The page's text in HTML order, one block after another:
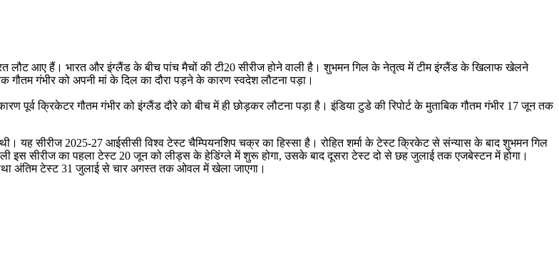
लौट आए हैं। भारत और इंग्लैंड के बीच पांच मैचों की टी20 सीरीज होने वाली है। शुभमन गिल के नेतृत्व में टीम इंग्लैंड के खिलाफ खेलने
गौतम गंभीर को अपनी मां के दिल का दौरा पड़ने के कारण स्वदेश लौटना पड़ा।
पूर्व क्रिकेटर गौतम गंभीर को इंग्लैंड दौरे को बीच में ही छोड़कर लौटना पड़ा है। इंडिया टुडे की रिपोर्ट के मुताबिक गौतम गंभीर 17 जून तक
यह सीरीज 2025-27 आईसीसी विश्व टेस्ट चैम्पियनशिप चक्र का हिस्सा है। रोहित शर्मा के टेस्ट क्रिकेट से संन्यास के बाद शुभमन गिल
इस सीरीज का पहला टेस्ट 20 जून को लीड्स के हेडिंग्ले में शुरू होगा, उसके बाद दूसरा टेस्ट दो से छह जुलाई तक एजबेस्टन में होगा।
अंतिम टेस्ट 31 जुलाई से चार अगस्त तक ओवल में खेला जाएगा।